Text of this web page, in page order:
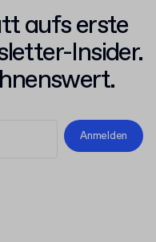
aufs erste
Insider.
Anmelden